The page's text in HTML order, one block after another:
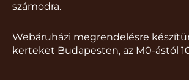
számodra.
Webáruházi megrendelésre
kerteket Budapesten, az M0-ástól